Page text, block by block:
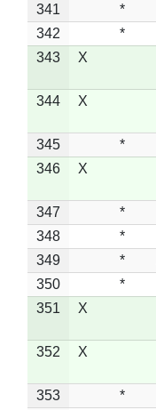
341
*
342
*
343
X
344 X
345 *
346
X
347 *
348
*
349
*
350
*
351
X
352 X
353 *